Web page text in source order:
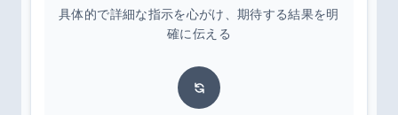
具体的で詳細な指示を心がけ、期待する結果を明
確に伝える